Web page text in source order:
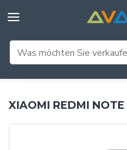
XIAOMI REDMI